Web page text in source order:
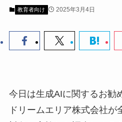
教育者向け 2025年3月4日
今日は生成AIに関するお勧
ドリームエリア株式会社が